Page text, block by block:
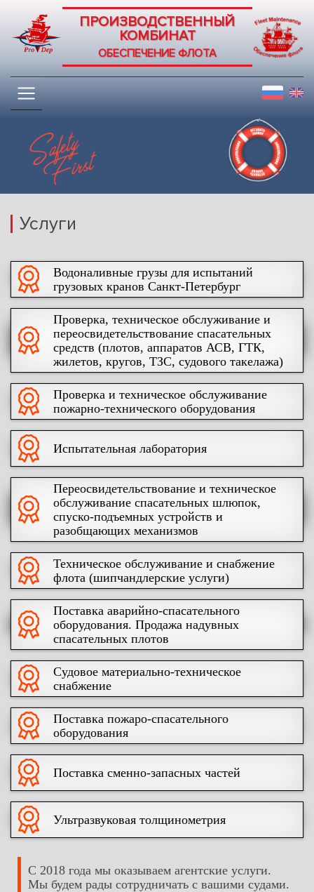
ПРОИЗВОДСТВЕННЫЙ
КОМБИНАТ
ОБЕСПЕЧЕНИЕ ФЛОТА
Услуги
Водоналивные грузы для испытаний
грузовых кранов Санкт-Петербург
Проверка, техническое обслуживание и
переосвидетельствование спасательных
средств (плотов, аппаратов АСВ, ГТК,
жилетов, кругов, ТЗС, судового такелажа)
Проверка и техническое обслуживание
пожарно-технического оборудования
Испытательная лаборатория
Переосвидетельствование и техническое
обслуживание спасательных шлюпок,
спуско-подъемных устройств и
разобщающих механизмов
Техническое обслуживание и снабжение
флота (шипчандлерские услуги)
Поставка аварийно-спасательного
оборудования. Продажа надувных
спасательных плотов
Судовое материально-техническое
снабжение
Поставка пожаро-спасательного
оборудования
Поставка сменно-запасных частей
Ультразвуковая толщинометрия
С 2018 года мы оказываем агентские услуги.
Мы будем рады сотрудничать с вашими судами.